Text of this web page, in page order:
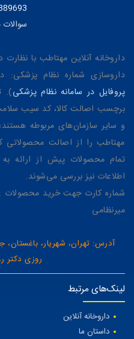
داروخانه آنلاین مهتاطب با
داروسازی شماره نظام پزشکی: د-3247، فعالیت
پروفایل در سامانه نظام پزشکی).
برچسب اصالت کالا، کد سیب
و سایر سازمان‌های مربوطه
مهتاطب را از اصالت محصولاتی
تمام محصولات پیش از ارائه
اطلاعات نیز بررسی می‌شوند.
میرنظامی
آدرس: تهران، شهریار، باغستان،
روزی دکتر
لینک‌های مرتبط
داروخانه آنلاین
داستان ما